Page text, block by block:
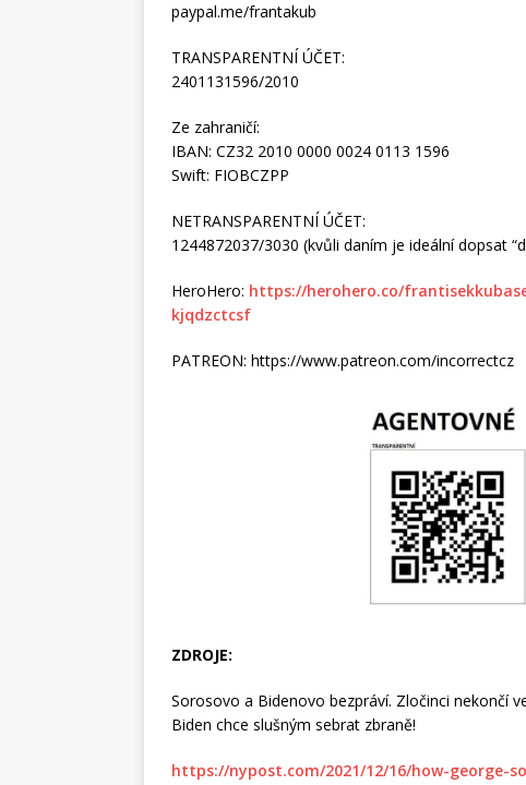
paypal.me/frantakub
TRANSPARENTNÍ ÚČET:
2401131596/2010
Ze zahraničí:
IBAN: CZ32 2010 0000 0024 0113 1596
Swift: FIOBCZPP
NETRANSPARENTNÍ ÚČET:
1244872037/3030 (kvůli daním je ideální dopsat
HeroHero: https://herohero.co/
kjqdzctcsf
PATREON: https://www.patreon.com/incorrectcz
ZDROJE:
Sorosovo a Bidenovo bezpráví. Zločinci nekončí
Biden chce slušným sebrat zbraně!
https://nypost.com/2021/12/16/how-george-